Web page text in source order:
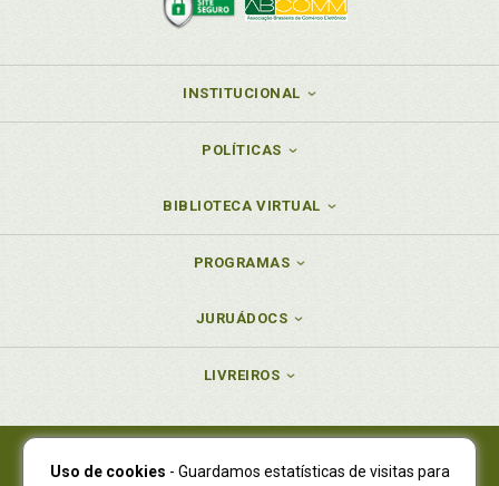
INSTITUCIONAL
POLÍTICAS
BIBLIOTECA VIRTUAL
PROGRAMAS
JURUÁDOCS
LIVREIROS
Juruá Editora Ltda., CNPJ 77.535.508/0001-19
Uso de cookies - Guardamos estatísticas de visitas para